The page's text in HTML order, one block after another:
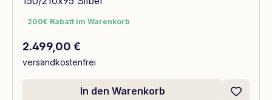
200€ Rabatt im Warenkorb
200€ Rabatt im Warenkorb
Regulärer Preis:
2.499,00 €
versandkostenfrei
In den Warenkorb